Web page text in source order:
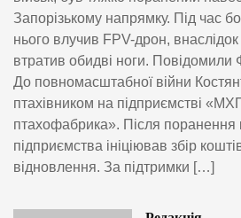
Запорізькому напрямку. Під час
нього влучив FPV-дрон, внаслідок
втратив обидві ноги.
До повномасштабної війни
птахівником на підприємстві
птахофабрика». Після поранення
підприємства ініціював збір
відновлення. За підтримки […]